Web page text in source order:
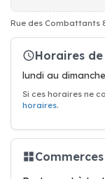
Rue des Combattants
Horaires de
lundi au
Si ces horaires ne
horaires.